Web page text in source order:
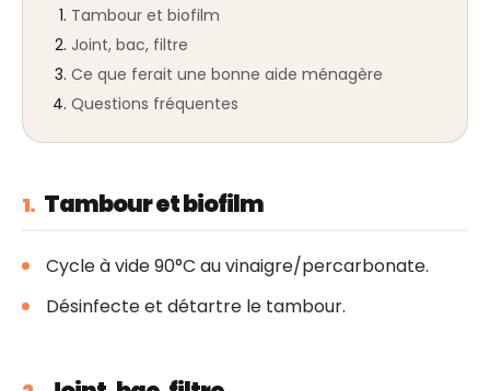
Tambour et biofilm
Joint, bac, filtre
Ce que ferait une bonne aide ménagère
Questions fréquentes
1. Tambour et biofilm
Cycle à vide 90°C au vinaigre/percarbonate.
Désinfecte et détartre le tambour.